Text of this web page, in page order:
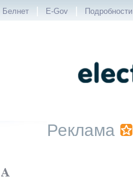
Белнет | E-Gov | Подробности
Реклама